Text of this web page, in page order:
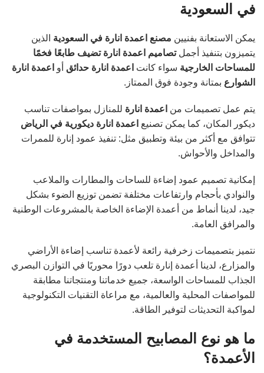
في السعودية
يمكن الاستعانة بفنيين مصنع اعمدة انارة في السعودية الذين
يتميزون بتنفيذ أجملتصاميم اعمدة انارة تضيف طابعًا فخمًا
للمساحات الخارجية سواء كانت اعمدة انارة حدائق أو اعمدة انارة
الشوارع بمتانة وجودة فوق الممتاز.
يتم عمل تصميمات من اعمدة انارة للمنازل بمواصفات تناسب
ديكور المكان، كما يمكن تصنيع اعمدة انارة ديكورية في الرياض
تتوافق مع أكثر من بيئة وتطبيق مثل: تنفيذ عمود إنارة للممرات
والمداخل والأحواش.
إمكانية تصميم عمود إضاءة للساحات والمطارات والملاعب
والنوادي بأحجام وارتفاعات مختلفة تضمن توزيع الضوء بشكل
جيد، لدينا أنماط من أعمدة الإضاءة الخاصة بالمشروعات الوطنية
والمرافق العامة.
نتميز بتصميمات زخرفية رائعة لأعمدة تناسب إضاءة الأراضي
والمزارع، لدينا أعمدة إنارة تلعب دورًا محوريًا في التوازن البصري
الجذاب للمساحات الواسعة، جميع خدماتنا ومنتجاتنا مطابقة
للمواصفات المحلية والعالمية، مع مراعاة التقنيات التكنولوجية
لمواكبة التحديثات لتوفير الطاقة.
ما هو نوع المصابيح المستخدمة في
الأعمدة؟